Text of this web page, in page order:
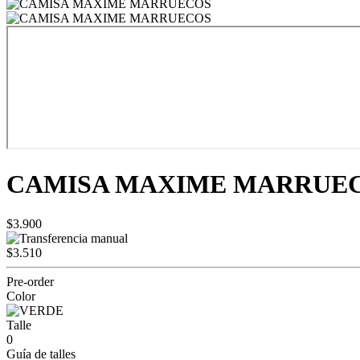
CAMISA MAXIME
$3.900
$3.510
Pre-order
Color
Talle
0
Guía de talles